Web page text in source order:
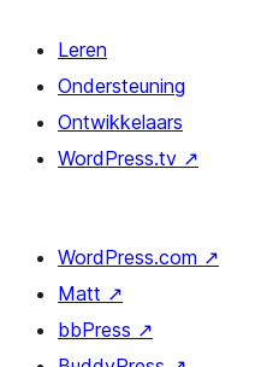
Leren
Ondersteuning
Ontwikkelaars
WordPress.tv ↗
WordPress.com ↗
Matt ↗
bbPress ↗